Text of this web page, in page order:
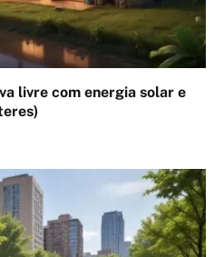
livre com energia solar e